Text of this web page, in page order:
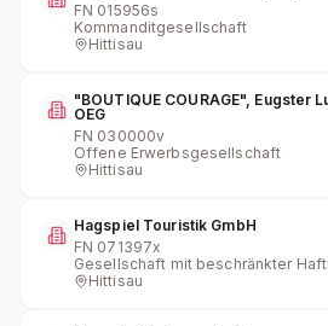
FN 015956s
Kommanditgesellschaft
Hittisau
"BOUTIQUE COURAGE", Eugster
OEG
FN 030000v
Offene Erwerbsgesellschaft
Hittisau
Hagspiel Touristik GmbH
FN 071397x
Gesellschaft mit beschränkter
Hittisau